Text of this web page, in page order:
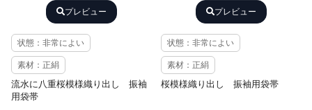
プレビュー
状態：非常によい
素材：正絹
流水に八重桜模様織り出し 振袖
用袋帯
プレビュー
状態：非常によい
素材：正絹
桜模様織り出し 振袖用袋帯